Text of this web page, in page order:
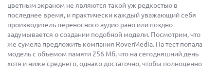
цветным экраном не являются такой уж редкостью в
последнее время, и практически каждый уважающий себя
производитель переносного аудио рано или поздно
задумывается о создании подобной модели. Посмотрим, что
же сумела предложить компания RoverMedia. На тест попала
модель с объемом памяти 256 Мб, что на сегодняшний день
хотя и ниже среднего, однако достаточно, чтобы полноценно